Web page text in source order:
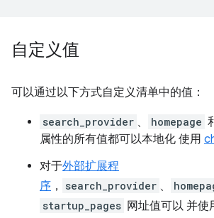
自定义值
可以通过以下方式自定义清单中的值：
search_provider 、 homepage
属性的所有值都可以本地化 使用
对于外部扩展程
序 ， search_provider 、
startup_pages 网址值可以 并使